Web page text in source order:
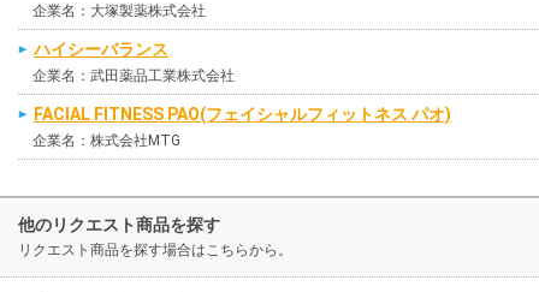
企業名：大塚製薬株式会社
ハイシーバランス
企業名：武田薬品工業株式会社
FACIAL FITNESS PAO(フェイシャルフィットネス パオ)
企業名：株式会社MTG
他のリクエスト商品を探す
リクエスト商品を探す場合はこちらから。